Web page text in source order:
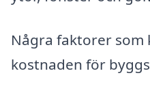
Några faktorer som
kostnaden för